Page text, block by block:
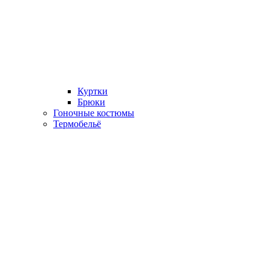
Куртки
Брюки
Гоночные костюмы
Термобельё